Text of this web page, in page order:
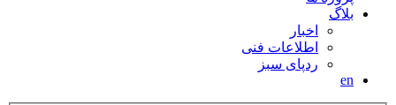
بلاگ
اخبار
اطلاعات فنی
ردپای سبز
en